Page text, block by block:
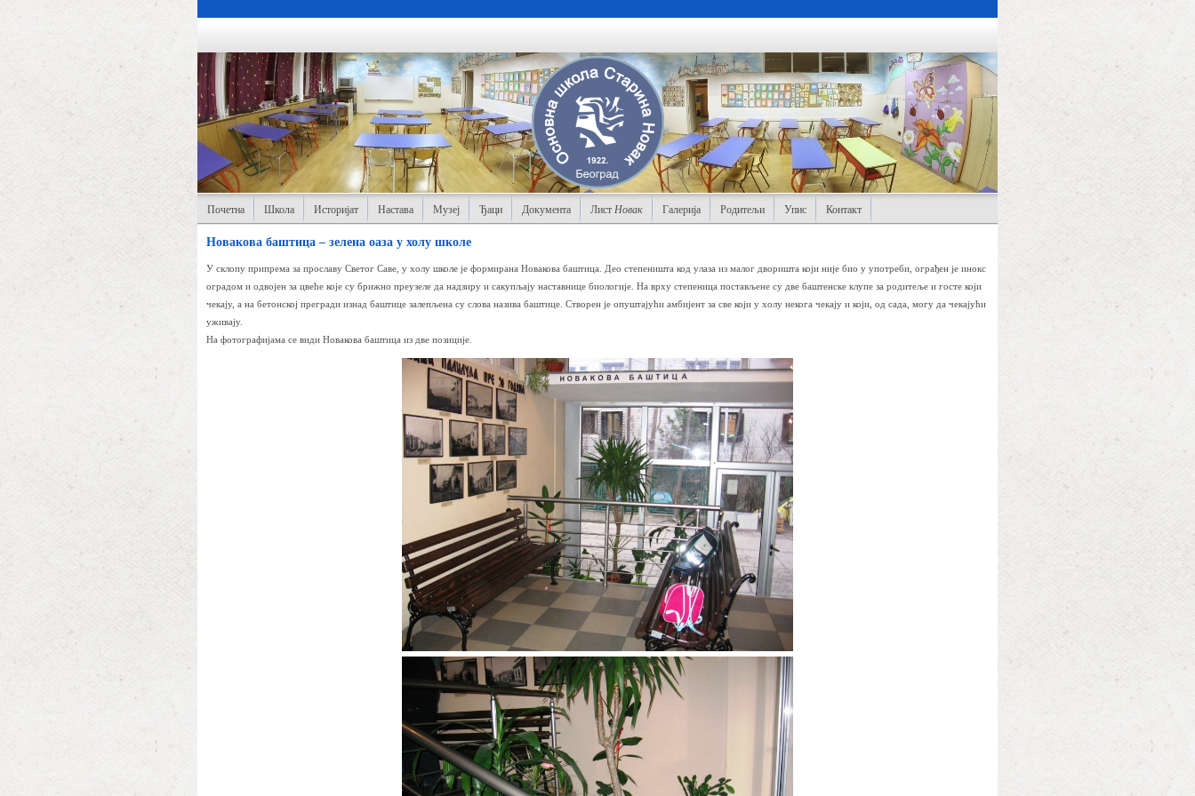
Почетна Школа Историјат Настава Музеј Ђаци Документа Лист Новак Галерија Родитељи Упис Контакт
Новакова баштица – зелена оаза у холу школе
У склопу припрема за прославу Светог Саве, у холу школе је формирана Новакова баштица. Део степеништа код улаза из малог дворишта који није био у употреби, ограђен је инокс
оградом и одвојен за цвеће које су брижно преузеле да надзиру и сакупљају наставнице биологије. На врху степеница постављене су две баштенске клупе за родитеље и госте који
чекају, а на бетонској прегради изнад баштице залепљена су слова назива баштице. Створен је опуштајући амбијент за све који у холу некога чекају и који, од сада, могу да чекајући
уживају.
На фотографијама се види Новакова баштица из две позиције.